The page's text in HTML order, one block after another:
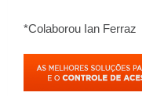
*Colaborou Ian Ferraz